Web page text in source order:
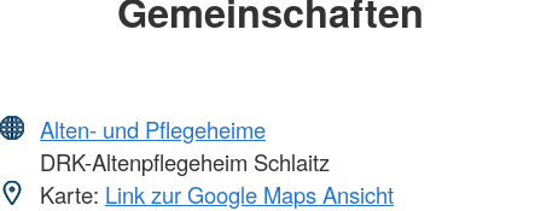
Gemeinschaften
Alten- und Pflegeheime
DRK-Altenpflegeheim Schlaitz
Karte: Link zur Google Maps Ansicht